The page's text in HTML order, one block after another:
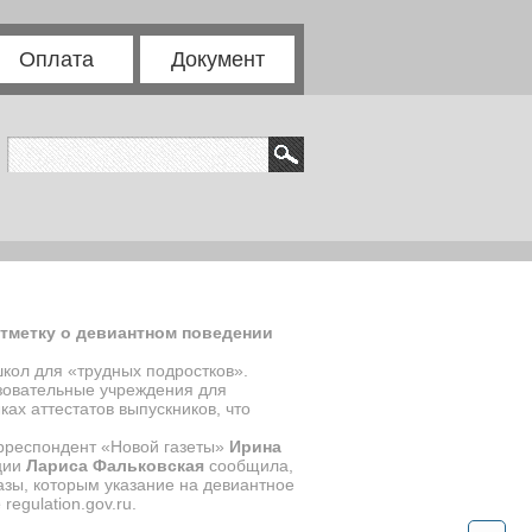
Оплата Документ
о девиантном поведении
для «трудных подростков».
учреждения для
аттестатов выпускников, что
«Новой газеты» Ирина
Лариса Фальковская сообщила,
которым указание на девиантное
regulation gov. ru